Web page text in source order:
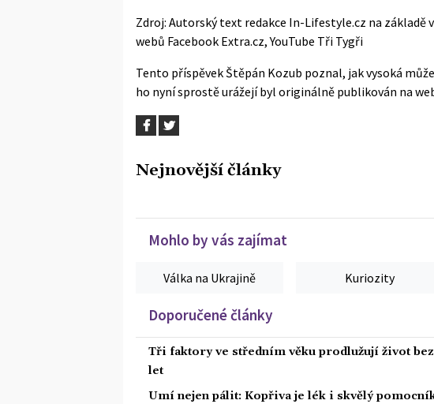
Zdroj: Autorský text redakce In-Lifestyle.cz na základě
webů Facebook Extra.cz,YouTube Tři Tygři
Tento příspěvekŠtěpán Kozub poznal, jak vysoká
ho nyní sprostě urážejíbyl originálně publikován na
Nejnovější články
Mohlo by vás zajímat
Válka na Ukrajině Kuriozity
Doporučené články
Tři faktory ve středním věku prodlužují život
let
Umí nejen pálit: Kopřiva je lék i skvělý